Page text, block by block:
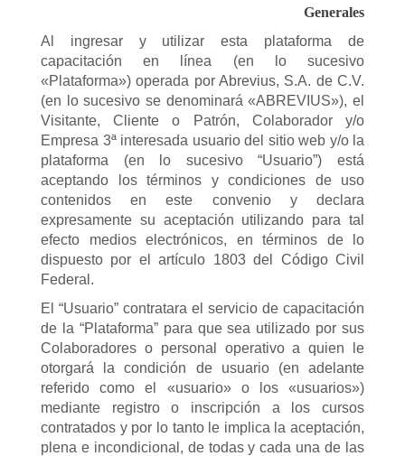
Generales
Al ingresar y utilizar esta plataforma de
capacitación en línea (en lo sucesivo
«Plataforma») operada por Abrevius, S.A. de C.V.
(en lo sucesivo se denominará «ABREVIUS»), el
Visitante, Cliente o Patrón, Colaborador y/o
Empresa 3ª interesada usuario del sitio web y/o la
plataforma (en lo sucesivo “Usuario”) está
aceptando los términos y condiciones de uso
contenidos en este convenio y declara
expresamente su aceptación utilizando para tal
efecto medios electrónicos, en términos de lo
dispuesto por el artículo 1803 del Código Civil
Federal.
El “Usuario” contratara el servicio de capacitación
de la “Plataforma” para que sea utilizado por sus
Colaboradores o personal operativo a quien le
otorgará la condición de usuario (en adelante
referido como el «usuario» o los «usuarios»)
mediante registro o inscripción a los cursos
contratados y por lo tanto le implica la aceptación,
plena e incondicional, de todas y cada una de las